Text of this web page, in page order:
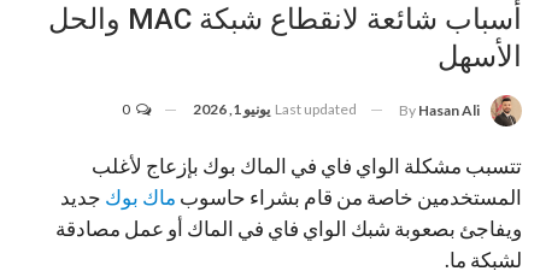
أسباب شائعة لانقطاع شبكة MAC والحل
الأسهل
By Hasan Ali
Last updated يونيو 1, 2026
تتسبب مشكلة الواي فاي في الماك بوك بإزعاج لأغلب
المستخدمين خاصة من قام بشراء حاسوب ماك بوك جديد
ويفاجئ بصعوبة شبك الواي فاي في الماك أو عمل مصادقة
لشبكة ما.